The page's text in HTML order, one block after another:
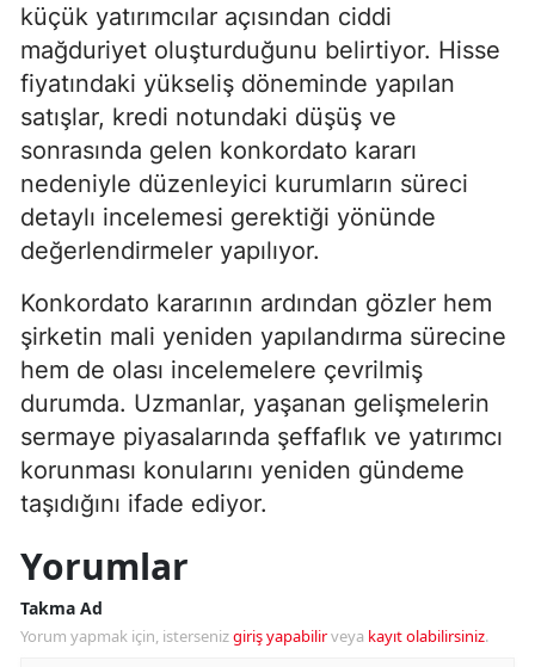
küçük yatırımcılar açısından ciddi
mağduriyet oluşturduğunu belirtiyor. Hisse
fiyatındaki yükseliş döneminde yapılan
satışlar, kredi notundaki düşüş ve
sonrasında gelen konkordato kararı
nedeniyle düzenleyici kurumların süreci
detaylı incelemesi gerektiği yönünde
değerlendirmeler yapılıyor.
Konkordato kararının ardından gözler hem
şirketin mali yeniden yapılandırma sürecine
hem de olası incelemelere çevrilmiş
durumda. Uzmanlar, yaşanan gelişmelerin
sermaye piyasalarında şeffaflık ve yatırımcı
korunması konularını yeniden gündeme
taşıdığını ifade ediyor.
Yorumlar
Takma Ad
Yorum yapmak için, istersenizgiriş yapabilirveya kayıt olabilirsiniz.